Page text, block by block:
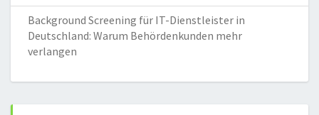
Background Screening für IT-Dienstleister in
Deutschland: Warum Behördenkunden mehr
verlangen